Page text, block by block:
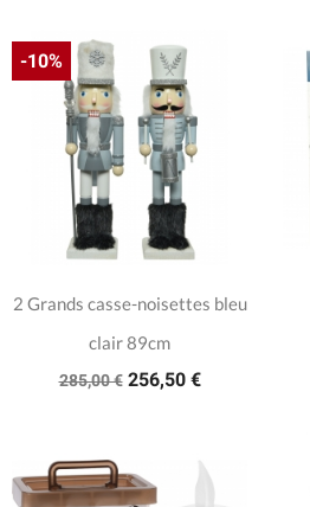
2 Grands casse-noisettes bleu
clair 89cm
285,00 € 256,50 €
-10%